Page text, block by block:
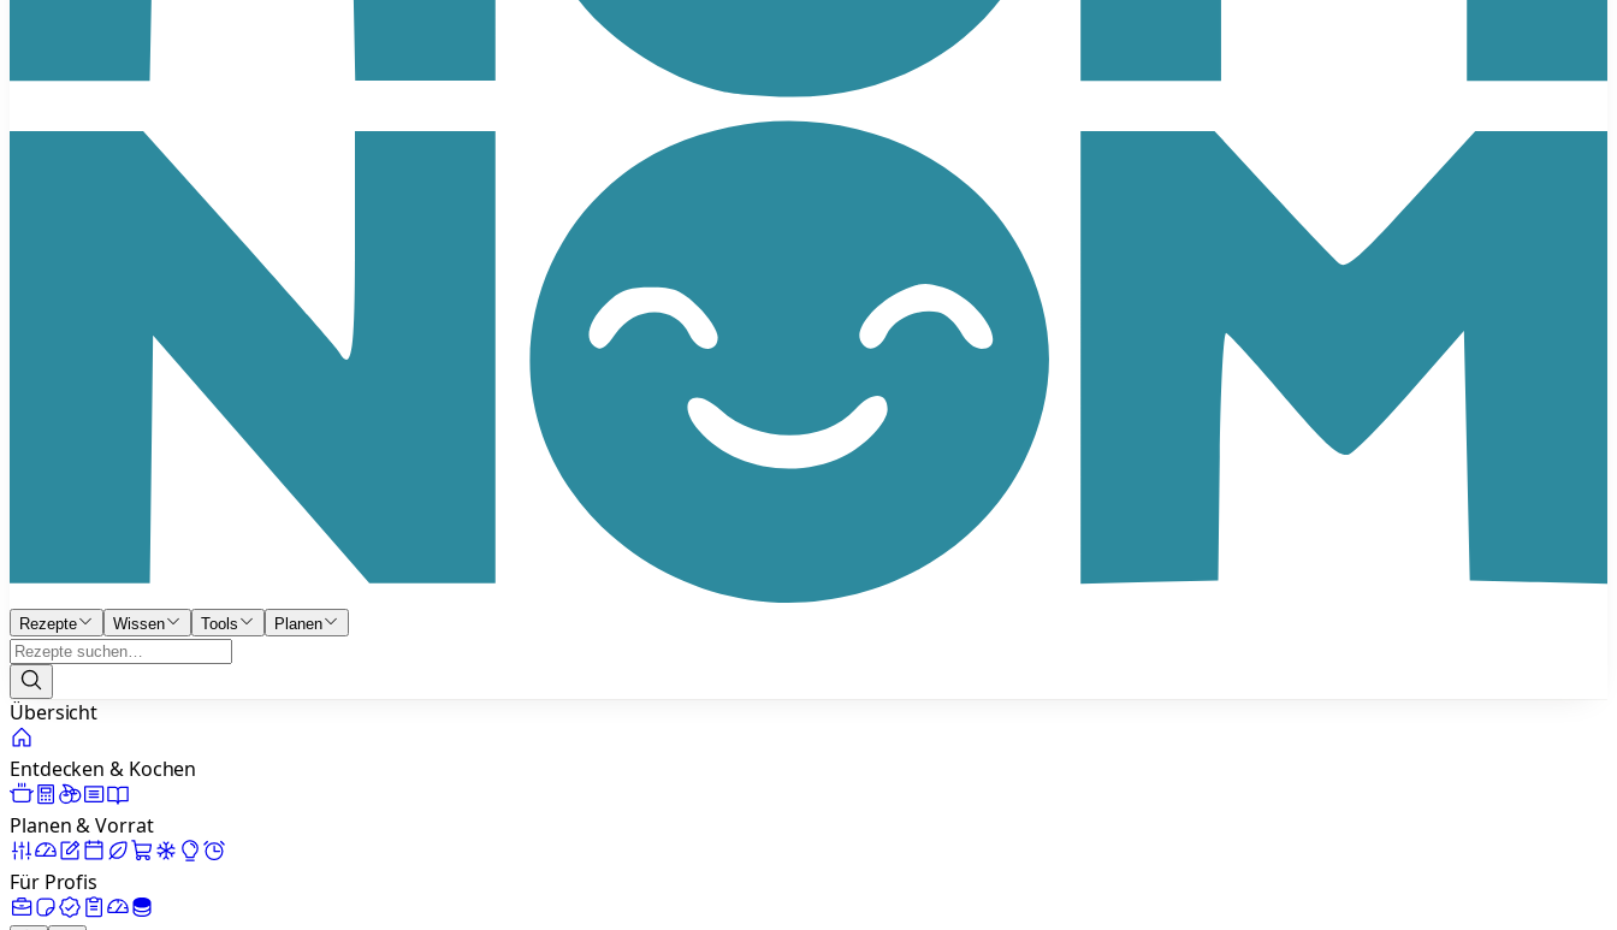
Rezepte Wissen Tools Planen
Übersicht
Entdecken & Kochen
Planen & Vorrat
Für Profis